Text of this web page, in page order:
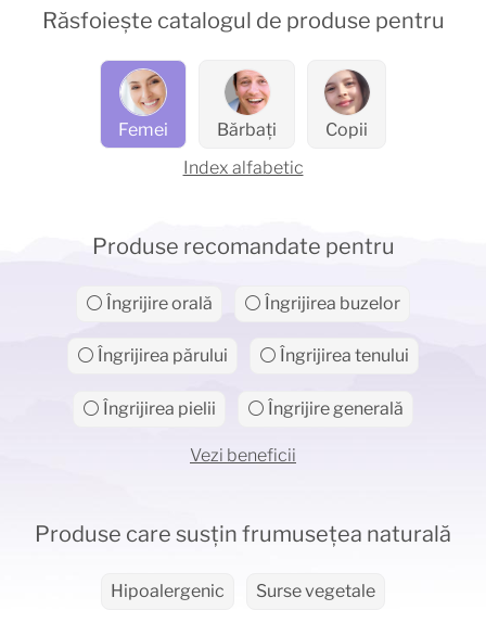
Răsfoiește catalogul de produse pentru
Femei Bărbați
Copii
Index alfabetic
Produse recomandate pentru
⚪ Îngrijire orală ⚪ Îngrijirea buzelor
⚪ Îngrijirea părului ⚪ Îngrijirea tenului
⚪ Îngrijirea pielii ⚪ Îngrijire generală
Vezi beneficii
Produse care susțin frumusețea naturală
Hipoalergenic Surse vegetale